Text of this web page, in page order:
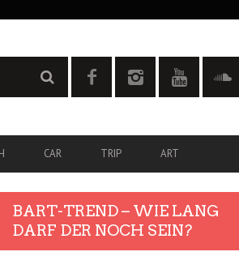
CAR TRIP ART
BART-TREND – WIE LANG
DARF DER NOCH SEIN?